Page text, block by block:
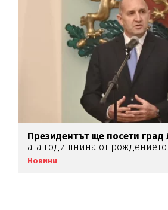
Президентът ще посети град
ата годишнина от рождението
Новини